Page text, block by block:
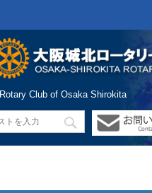
Rotary Club of Osaka Shirokita